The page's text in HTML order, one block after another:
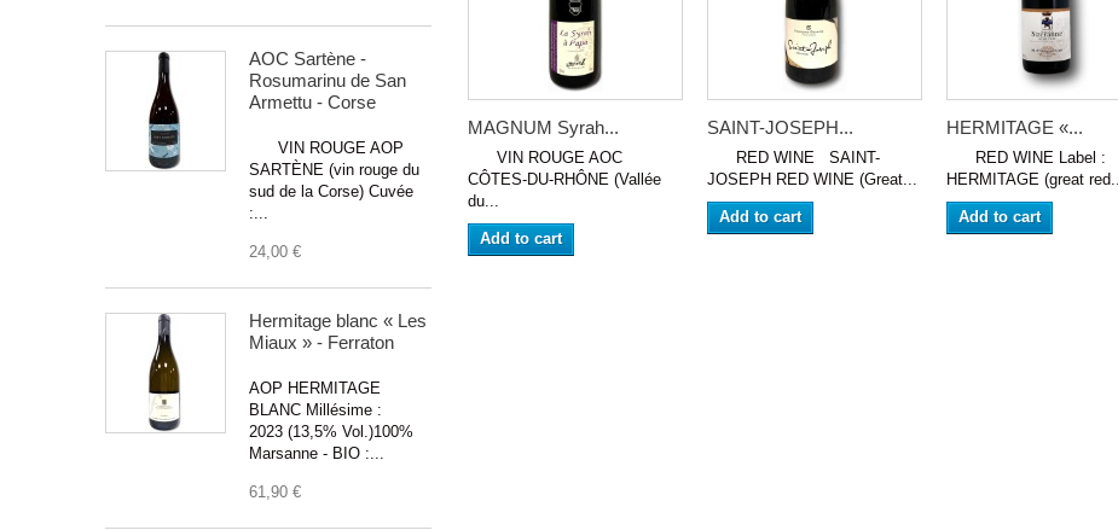
AOC Sartène -
Rosumarinu de San
Armettu - Corse
VIN ROUGE AOP
SARTÈNE (vin rouge du
sud de la Corse) Cuvée
:...
24,00 €
Hermitage blanc « Les
Miaux » - Ferraton
AOP HERMITAGE
BLANC Millésime :
2023 (13,5% Vol.)100%
Marsanne - BIO :...
61,90 €
MAGNUM Syrah...
VIN ROUGE AOC
CÔTES-DU-RHÔNE (Vallée
du...
Add to cart
SAINT-JOSEPH...
RED WINE SAINT-
JOSEPH RED WINE (Great...
Add to cart
HERMITAGE «...
RED WINE Label :
HERMITAGE (great red...
Add to cart